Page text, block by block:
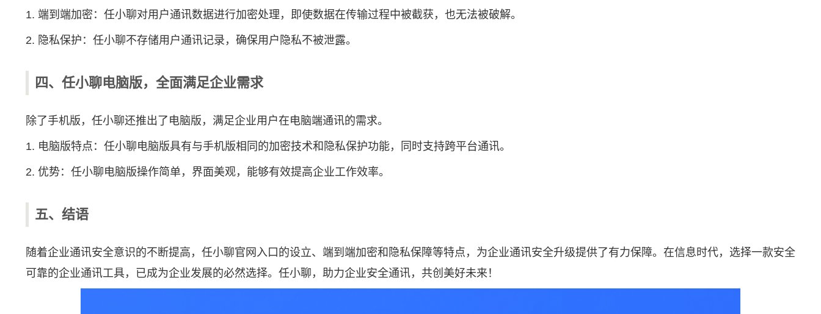
1. 端到端加密：任小聊对用户通讯数据进行加密处理，即使数据在传输过程中被截获，也无法被破解。
2. 隐私保护：任小聊不存储用户通讯记录，确保用户隐私不被泄露。
四、任小聊电脑版，全面满足企业需求
除了手机版，任小聊还推出了电脑版，满足企业用户在电脑端通讯的需求。
1. 电脑版特点：任小聊电脑版具有与手机版相同的加密技术和隐私保护功能，同时支持跨平台通讯。
2. 优势：任小聊电脑版操作简单，界面美观，能够有效提高企业工作效率。
五、结语
随着企业通讯安全意识的不断提高，任小聊官网入口的设立、端到端加密和隐私保障等特点，为企业通讯安全升级提供了有力保障。在信息时代，选择一款安全
可靠的企业通讯工具，已成为企业发展的必然选择。任小聊，助力企业安全通讯，共创美好未来！